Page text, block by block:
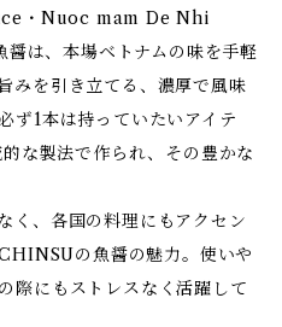
・Nuoc mam De Nhi
は、本場ベトナムの味を手軽
みを引き立てる、濃厚で風味
ず1本は持っていたいアイテ
な製法で作られ、その豊かな
く、各国の料理にもアクセン
の魚醤の魅力。使いや
際にもストレスなく活躍して